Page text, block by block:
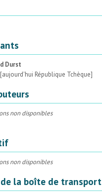
Durst
République Tchèque]
non disponibles
non disponibles
la boîte de transport